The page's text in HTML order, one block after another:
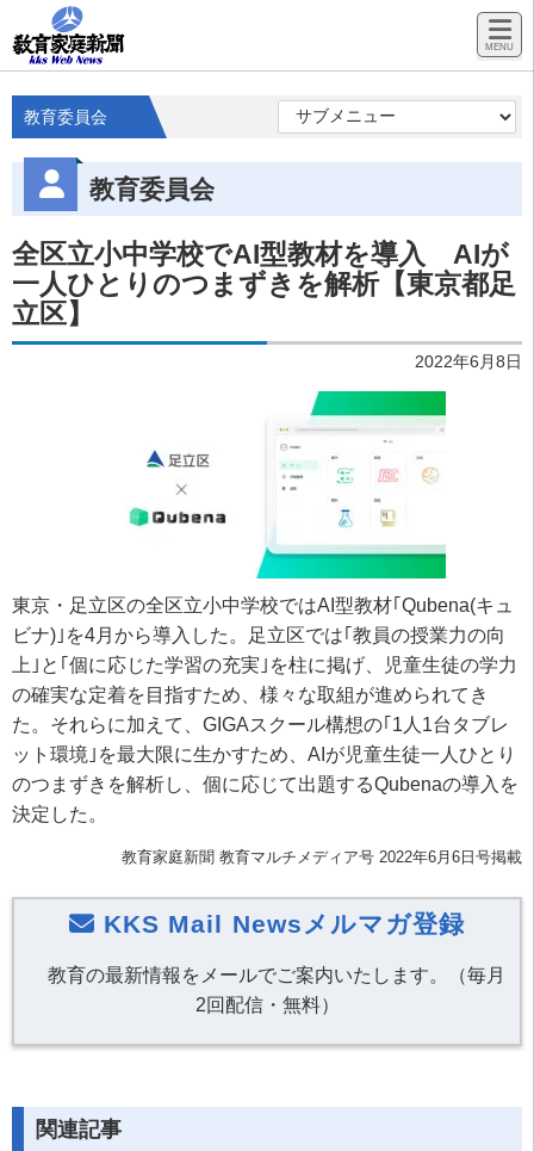
教育委員会
教育委員会
全区立小中学校でAI型教材を導入 AIが
一人ひとりのつまずきを解析【東京都足
立区】
2022年6月8日
東京・足立区の全区立小中学校ではAI型教材｢Qubena(キュ
ビナ)｣を4月から導入した。足立区では｢教員の授業力の向
上｣と｢個に応じた学習の充実｣を柱に掲げ、児童生徒の学力
の確実な定着を目指すため、様々な取組が進められてき
た。それらに加えて、GIGAスクール構想の｢1人1台タブレ
ット環境｣を最大限に生かすため、AIが児童生徒一人ひとり
のつまずきを解析し、個に応じて出題するQubenaの導入を
決定した。
教育家庭新聞 教育マルチメディア号 2022年6月6日号掲載
KKS Mail Newsメルマガ登録
教育の最新情報をメールでご案内いたします。（毎月
2回配信・無料）
関連記事